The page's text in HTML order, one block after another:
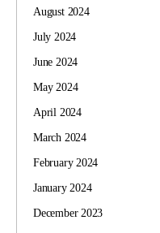
August 2024
July 2024
June 2024
May 2024
April 2024
March 2024
February 2024
January 2024
December 2023